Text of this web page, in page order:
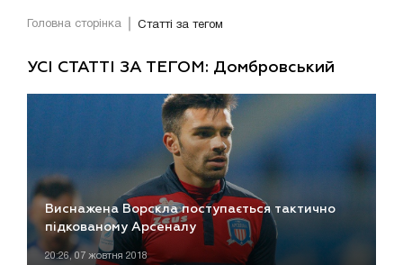
Головна сторінка Статті за тегом
УСІ СТАТТІ ЗА ТЕГОМ: Домбровський
Виснажена Ворскла поступається тактично
підкованому Арсеналу
20:26, 07 жовтня 2018